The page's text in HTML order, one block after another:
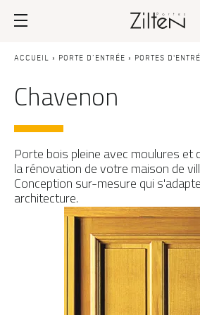
Nos portes d’entrée
PAR TYPE
Porte d’entrée
Porte de service
Porte grand trafic
Porte d'entrée sur-mesure
Portes d'entrée modernes
Portes d’entrée
Conseils
LE CHOIX
Savoir-faire
Design
Inspirations
LES ATOUTS
Performances
ACCUEIL » PORTE D’ENTRÉE » PORTES
Chavenon
Porte bois pleine avec moulures et
la rénovation de votre maison de
Conception sur-mesure qui
architecture.